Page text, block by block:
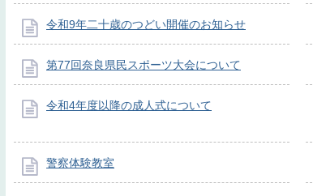
令和9年二十歳のつどい開催のお知らせ
第77回奈良県民スポーツ大会について
令和4年度以降の成人式について
警察体験教室